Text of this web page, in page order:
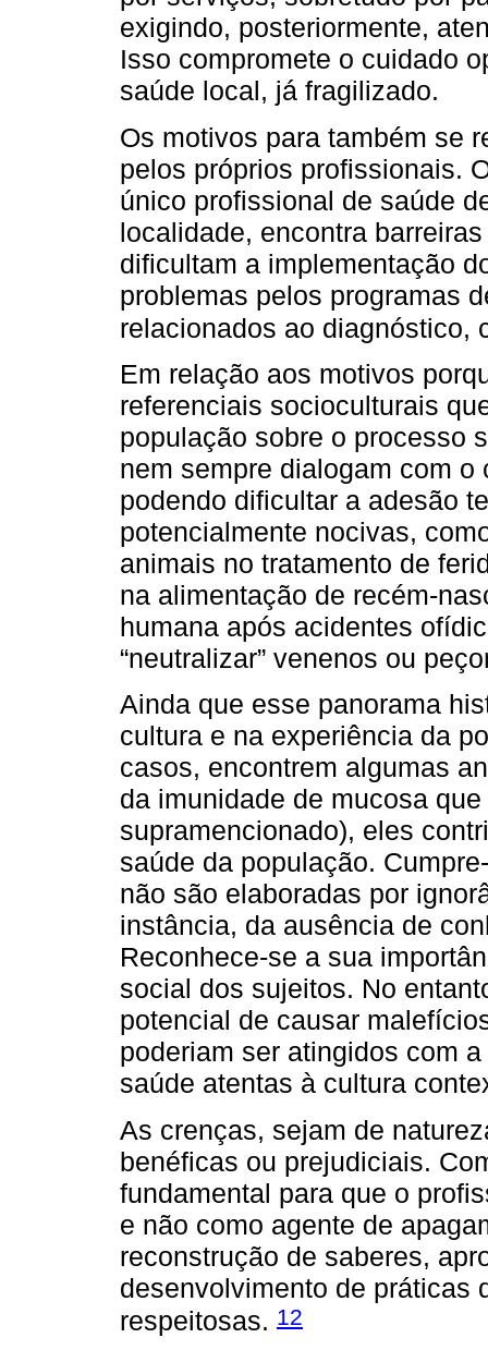
exigindo, posteriormente,
Isso compromete o cuidado
saúde local, já fragilizado.
Os motivos para também se
pelos próprios profissionais.
único profissional de saúde
localidade, encontra
dificultam a implementação
problemas pelos programas
relacionados ao diagnóstico,
Em relação aos motivos
referenciais socioculturais
população sobre o processo
nem sempre dialogam com
podendo dificultar a adesão
potencialmente nocivas,
animais no tratamento de
na alimentação de recém-
humana após acidentes
“neutralizar” venenos ou
Ainda que esse panorama
cultura e na experiência da
casos, encontrem algumas
da imunidade de mucosa
supramencionado), eles
saúde da população.
não são elaboradas por
instância, da ausência de
Reconhece-se a sua
social dos sujeitos. No
potencial de causar
poderiam ser atingidos com
saúde atentas à cultura
As crenças, sejam de
benéficas ou prejudiciais.
fundamental para que o
e não como agente de
reconstrução de saberes,
desenvolvimento de práticas
respeitosas. 12